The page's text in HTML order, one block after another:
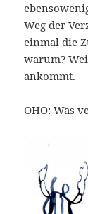
Weg der
einmal die
warum?
ankommt.
OHO: Was